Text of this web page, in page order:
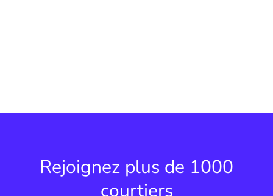
Rejoignez plus de 1000
courtiers